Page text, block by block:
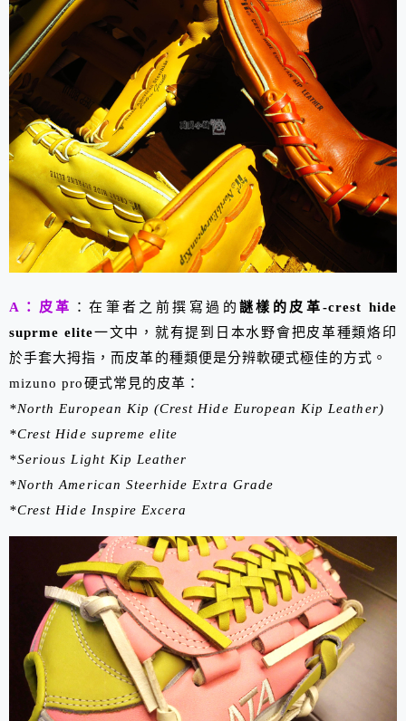
A：皮革 ：在筆者之前撰寫過的 謎樣的皮革-crest hide
suprme elite一文中，就有提到日本水野會把皮革種類烙印
於手套大拇指，而皮革的種類便是分辨軟硬式極佳的方式。
mizuno pro硬式常見的皮革：
*North European Kip (Crest Hide European Kip Leather)
*Crest Hide supreme elite
*Serious Light Kip Leather
*NorthAmerican Steerhide Extra Grade
*Crest Hide Inspire Excera